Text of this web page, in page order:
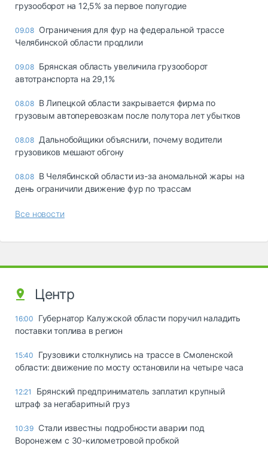
грузооборот на 12,5% за первое полугодие
09.08 Ограничения для фур на федеральной трассе
Челябинской области продлили
09.08 Брянская область увеличила грузооборот
автотранспорта на 29,1%
08.08 В Липецкой области закрывается фирма по
грузовым автоперевозкам после полутора лет убытков
08.08 Дальнобойщики объяснили, почему водители
грузовиков мешают обгону
08.08 В Челябинской области из-за аномальной жары на
день ограничили движение фур по трассам
Все новости
Центр
16:00
Губернатор Калужской области поручил наладить
поставки топлива в регион
15:40
Грузовики столкнулись на трассе в Смоленской
области: движение по мосту остановили на четыре часа
12:21
Брянский предприниматель заплатил крупный
штраф за негабаритный груз
10:39 Стали известны подробности аварии под
Воронежем с 30-километровой пробкой